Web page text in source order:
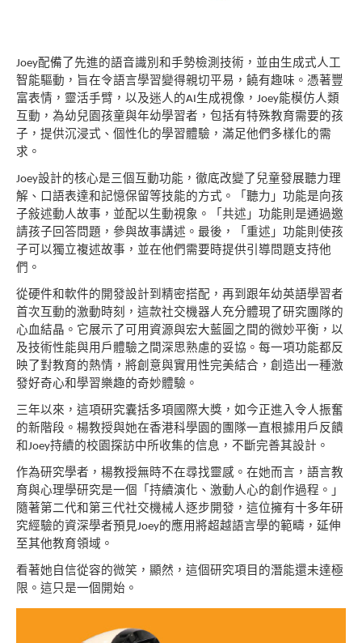
Joey配備了先進的語音識別和手勢檢測技術，並由生成式人工
智能驅動，旨在令語言學習變得親切平易，饒有趣味。憑著豐
富表情，靈活手臂，以及迷人的AI生成視像， Joey能模仿人類
互動，為幼兒園孩童與年幼學習者，包括有特殊教育需要的孩
子， 提供沉浸式、個性化的學習體驗，滿足他們多樣化的需
求。
Joey設計的核心是三個互動功能，徹底改變了兒童發展聽力理
解、口語表達和記憶保留等技能的方式。
「聽力」功能是向孩
子敍述動人故事，並配以生動視象。「共述」功能則是通過邀
請孩子回答問題，參與故事講述。最後，「重述」功能則使孩
子可以獨立複述故事，並在他們需要時提供引導問題支持他
們。
從硬件和軟件的開發設計到精密搭配，再到跟年幼英語學習者
首次互動的激動時刻，這款社交機器人充分體現了研究團隊的
心血結晶。它展示了可用資源與宏大藍圖之間的微妙平衡，以
及技術性能與用 戶體驗之間深思熟慮的妥協。每一項功能都反
映了對教育的熱情，將創意與實用性完美結合，創造出一種激
發好奇心和學習樂趣的奇妙體驗。
三年以來，這項研究囊括多項國際大獎，如今正進入令人振奮
的新階段。楊教授與她在香港科學園的 團隊一直根據用戶反饋
和Joey持續的校園探訪中所收集的信息，不斷完善其設計。
作為研究學者，楊教授無時不在尋找靈感。在她而言，語言教
育與心理學研究是一個「持續演化、激動人心的創作過程。」
隨著第二代和第三代社交機械人逐步開發，這位擁有十多年研
究經驗的資深學者預見Joey的應用將超越語言學的範疇，延伸
至其他教育領域。
看著她自信從容的微笑，顯然，這個研究項目的潛能還未達極
限。這只是一個開始。